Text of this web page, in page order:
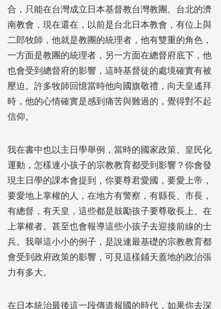
合，只能在台灣成立日本基督教台灣教團。台北的濟
南教會，現在還在，以前是台北日本教會，有位上與
二郎牧師，他就是教團的統理者，他有雙重的角色，
一方面是教團的統理者，另一方面在總督府底下，他
也會受到總督府的影響，這時基督徒的處境確實有被
壓迫。許多牧師回憶當時他向國旗敬禮，向天皇遙拜
時，他的心情確實是感到痛苦與難過的，覺得對不起
信仰。
我在書中也以主日學舉例，當時的國家政策、皇民化
運動，怎樣連小孩子的宗教教育都受到影響？你會發
現主日學的課本會提到，你要尊君愛國，要愛上帝，
要愛地上掌權的人，在地方有警察，有縣長、市長，
有總督，有天皇，這些都是鼓勵孩子要尊敬長上、在
上掌權者。甚至也會報導這些小孩子去迎接前線的士
兵。我舉這小小的例子，是說連最基礎的宗教教育都
會受到政府政策的影響，可見這樣鋪天蓋地的政治張
力有多大。
在日本統治最後這一段傳道報國的時代，如果你去深